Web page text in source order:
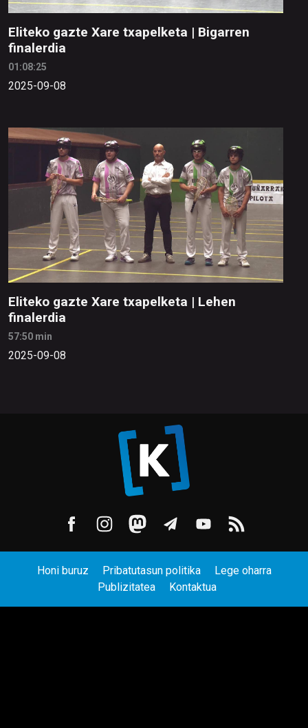
Eliteko gazte Xare txapelketa | Bigarren
finalerdia
01:08:25
2025-09-08
Eliteko gazte Xare txapelketa | Lehen
finalerdia
57:50 min
2025-09-08
Honi buruz Pribatutasun politika
Lege oharra
Publizitatea
Kontaktua